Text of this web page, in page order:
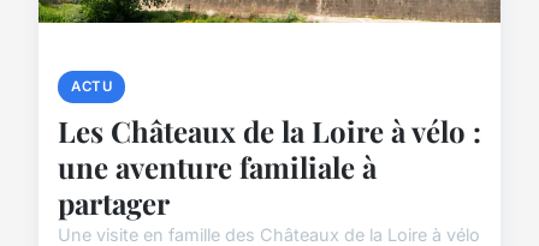
ACTU
Les Châteaux de la Loire à vélo :
une aventure familiale à
partager
Une visite en famille des Châteaux de la Loire à vélo